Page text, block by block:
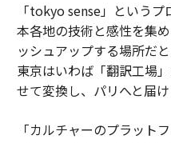
「tokyo sense」という
本各地の技術と感性を集
ッシュアップする場所だ
東京はいわば「翻訳工場
せて変換し、パリへと届け
「カルチャーのプラット